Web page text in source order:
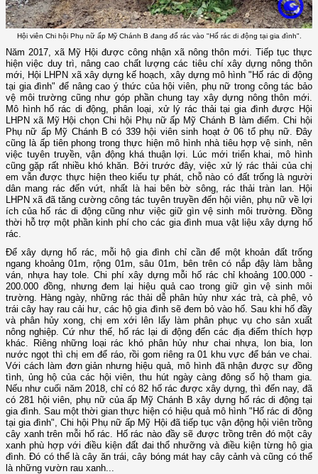
Hội viên Chi hội Phụ nữ ấp Mỹ Chánh B đang đổ rác vào "Hố rác di động tại gia đình".
Năm 2017, xã Mỹ Hội được công nhận xã nông thôn mới. Tiếp tục thực
hiện việc duy trì, nâng cao chất lượng các tiêu chí xây dựng nông thôn
mới, Hội LHPN xã xây dựng kế hoạch, xây dựng mô hình "Hố rác di động
tại gia đình" để nâng cao ý thức của hội viên, phụ nữ trong công tác bảo
vệ môi trường cũng như góp phần chung tay xây dựng nông thôn mới.
Mô hình hố rác di động, phân loại, xử lý rác thải tại gia đình được Hội
LHPN xã Mỹ Hội chọn Chi hội Phụ nữ ấp Mỹ Chánh B làm điểm. Chi hội
Phụ nữ ấp Mỹ Chánh B có 339 hội viên sinh hoạt ở 06 tổ phụ nữ. Đây
cũng là ấp tiên phong trong thực hiện mô hình nhà tiêu hợp vệ sinh, nên
việc tuyên truyền, vận động khá thuận lợi. Lúc mới triển khai, mô hình
cũng gặp rất nhiều khó khăn. Bởi trước đây, việc xử lý rác thải của chị
em vẫn được thực hiện theo kiểu tự phát, chỗ nào có đất trống là người
dân mang rác đến vứt, nhất là hai bên bờ sông, rác thải tràn lan. Hội
LHPN xã đã tăng cường công tác tuyên truyền đến hội viên, phụ nữ về lợi
ích của hố rác di động cũng như việc giữ gìn vệ sinh môi trường. Đồng
thời hỗ trợ một phần kinh phí cho các gia đình mua vật liệu xây dựng hố
rác.
Để xây dựng hố rác, mỗi hộ gia đình chỉ cần để một khoản đất trống
ngang khoảng 01m, rộng 01m, sâu 01m, bên trên có nắp đậy làm bằng
ván, nhựa hay tole. Chi phí xây dựng mỗi hố rác chỉ khoảng 100.000 -
200.000 đồng, nhưng đem lại hiệu quả cao trong giữ gìn vệ sinh môi
trường. Hàng ngày, những rác thải dễ phân hủy như xác trà, cà phê, vỏ
trái cây hay rau cải hư, các hộ gia đình sẽ đem bỏ vào hố. Sau khi hố đầy
và phân hủy xong, chị em xới lên lấy làm phân phục vụ cho sản xuất
nông nghiệp. Cứ như thế, hố rác lại di động đến các địa điểm thích hợp
khác. Riêng những loại rác khó phân hủy như chai nhựa, lon bia, lon
nước ngọt thì chị em để ráo, rồi gom riêng ra 01 khu vực để bán ve chai.
Với cách làm đơn giản nhưng hiệu quả, mô hình đã nhận được sự đồng
tình, ủng hộ của các hội viên, thu hút ngày càng đông số hộ tham gia.
Nếu như cuối năm 2018, chỉ có 82 hố rác được xây dựng, thì đến nay, đã
có 281 hội viên, phụ nữ của ấp Mỹ Chánh B xây dựng hố rác di động tại
gia đình. Sau một thời gian thực hiện có hiệu quả mô hình "Hố rác di động
tại gia đình", Chi hội Phụ nữ ấp Mỹ Hội đã tiếp tục vận động hội viên trồng
cây xanh trên mỗi hố rác. Hố rác nào đầy sẽ được trồng trên đó một cây
xanh phù hợp với điều kiện đất đai thổ nhưỡng và điều kiện từng hộ gia
đình. Đó có thể là cây ăn trái, cây bóng mát hay cây cảnh và cũng có thể
là những vườn rau xanh...